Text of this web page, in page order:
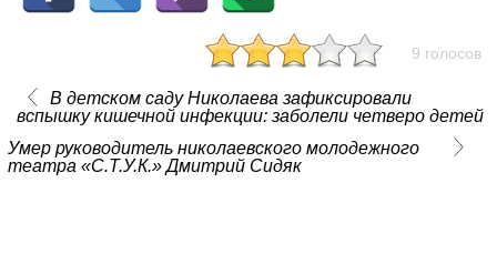
9 голосов
В детском саду Николаева зафиксировали
вспышку кишечной инфекции: заболели четверо детей
Умер руководитель николаевского молодежного
театра «С.Т.У.К.» Дмитрий Сидяк